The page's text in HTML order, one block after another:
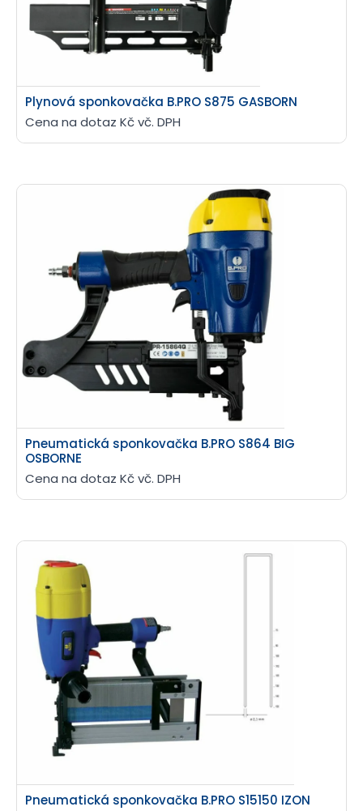
Plynová sponkovačka B.PRO S875 GASBORN
Cena na dotaz Kč vč. DPH
Pneumatická sponkovačka B.PRO S864 BIG
OSBORNE
Cena na dotaz Kč vč. DPH
Pneumatická sponkovačka B.PRO S15150 IZON